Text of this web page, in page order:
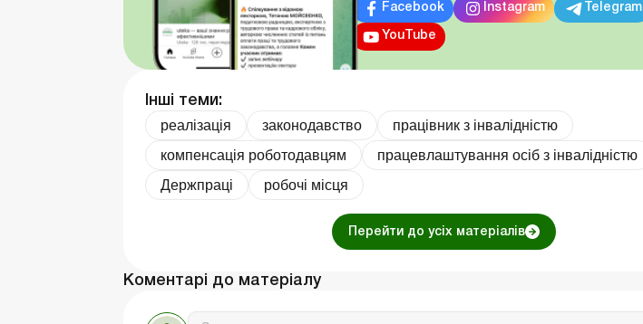
Facebook Instagram Telegram
YouTube
Інші теми:
реалізація законодавство
працівник з інвалідністю
компенсація роботодавцям
працевлаштування осіб з інвалідністю
Держпраці
робочі місця
Перейти до усіх матеріалів
Коментарі до матеріалу